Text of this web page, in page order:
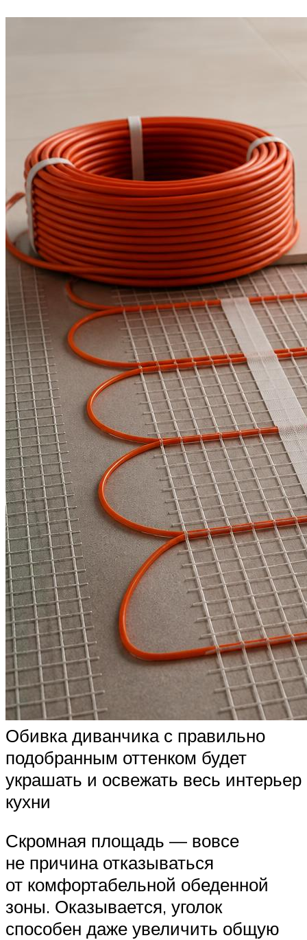
Обивка диванчика с правильно
подобранным оттенком будет
украшать и освежать весь интерьер
кухни
Скромная площадь — вовсе
не причина отказываться
от комфортабельной обеденной
зоны. Оказывается, уголок
способен даже увеличить общую